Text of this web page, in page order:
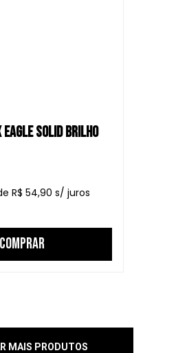
SOLID BRILHO
R$ 54,90
COMPRAR
MAIS PRODUTOS